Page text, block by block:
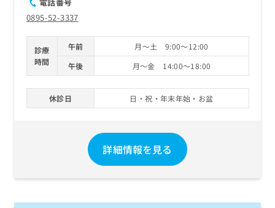
電話番号
0895-52-3337
診療
時間
午前
月～土 9:00～12:00
午後
月～金 14:00～18:00
休診日 日・祝・年末年始・お盆
詳細情報を見る